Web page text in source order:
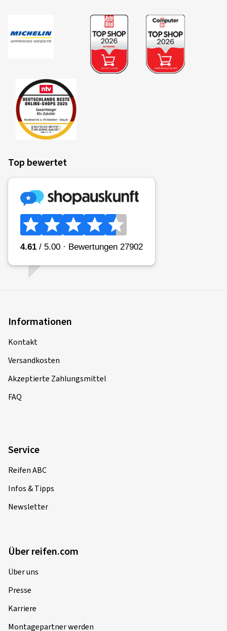
Top bewertet
Informationen
Kontakt
Versandkosten
Akzeptierte Zahlungsmittel
FAQ
Service
Reifen ABC
Infos & Tipps
Newsletter
Über reifen.com
Über uns
Presse
Karriere
Montagepartner werden